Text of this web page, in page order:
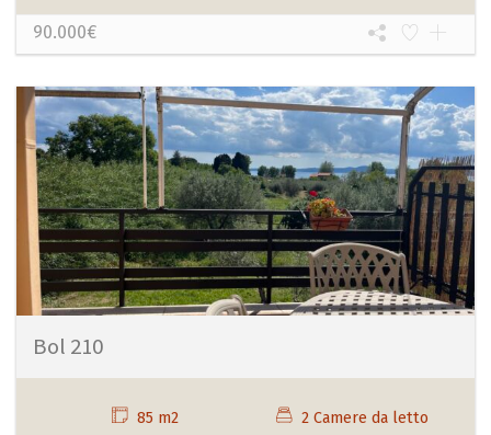
90.000€
Bol 210
85 m2
2 Camere da letto